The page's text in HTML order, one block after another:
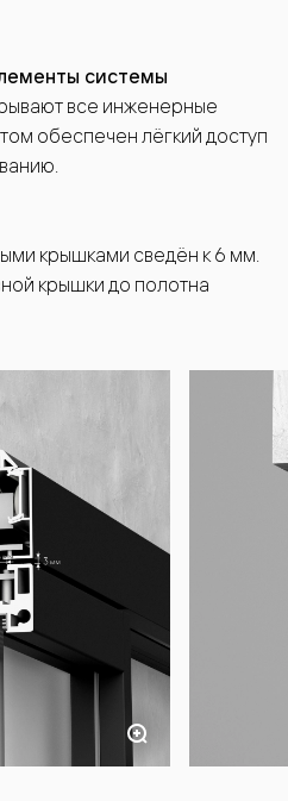
системы
все инженерные
обеспечен лёгкий доступ
крышками сведён к 6 мм.
крышки до полотна